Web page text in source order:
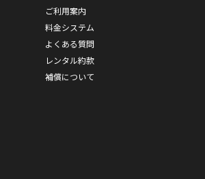
ご利用案内
料金システム
よくある質問
レンタル約款
補償について